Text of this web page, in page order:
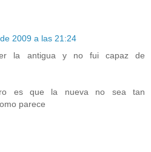
2009 a las 21:24
la antigua y no fui capaz de
es que la nueva no sea tan
parece